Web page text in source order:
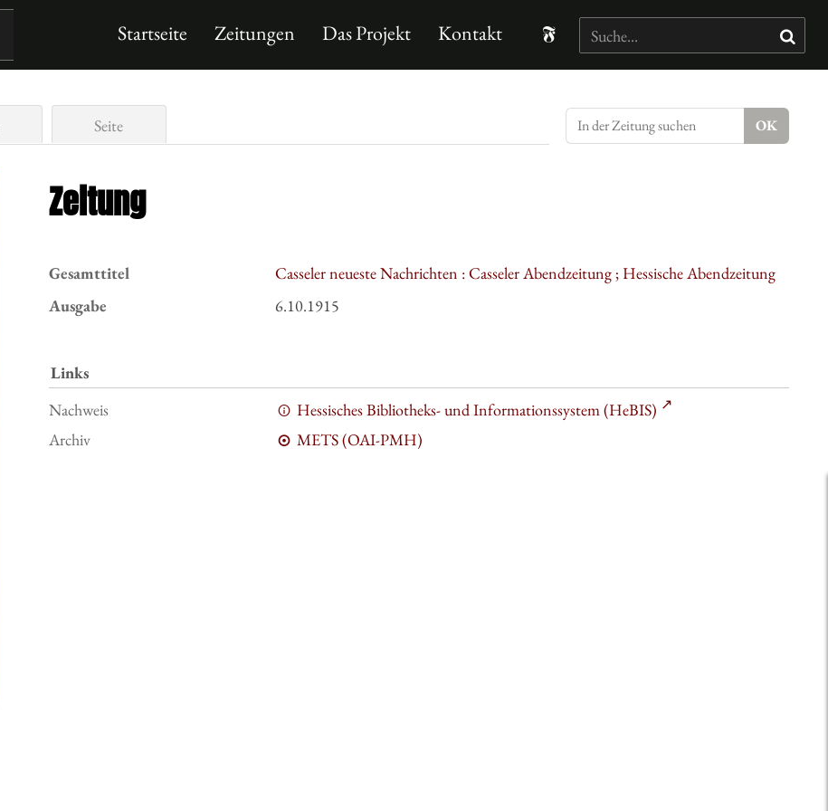
Startseite Zeitungen Das Projekt Kontakt
Seite
Zeitung
Gesamttitel
Casseler neueste Nachrichten : Casseler Abendzeitung ; Hessische Abendzeitung
Ausgabe
6.10.1915
Links
Nachweis
Hessisches Bibliotheks- und Informationssystem (HeBIS)
Archiv
METS (OAI-PMH)